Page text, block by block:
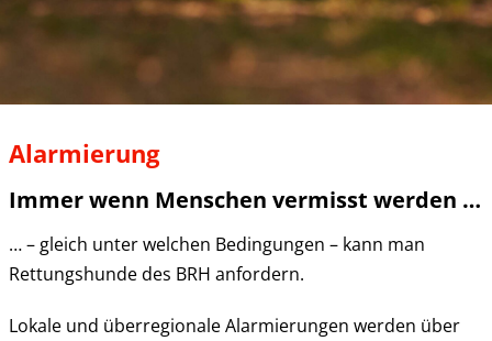
Alarmierung
Immer wenn Menschen vermisst werden …
… – gleich unter welchen Bedingungen – kann man
Rettungshunde des BRH anfordern.
Lokale und überregionale Alarmierungen werden über